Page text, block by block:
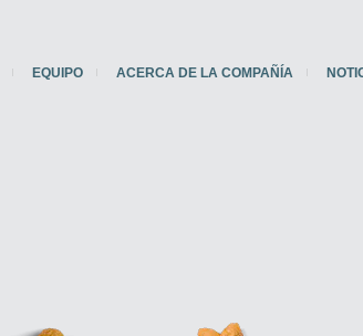
EQUIPO ACERCA DE LA COMPAÑÍA